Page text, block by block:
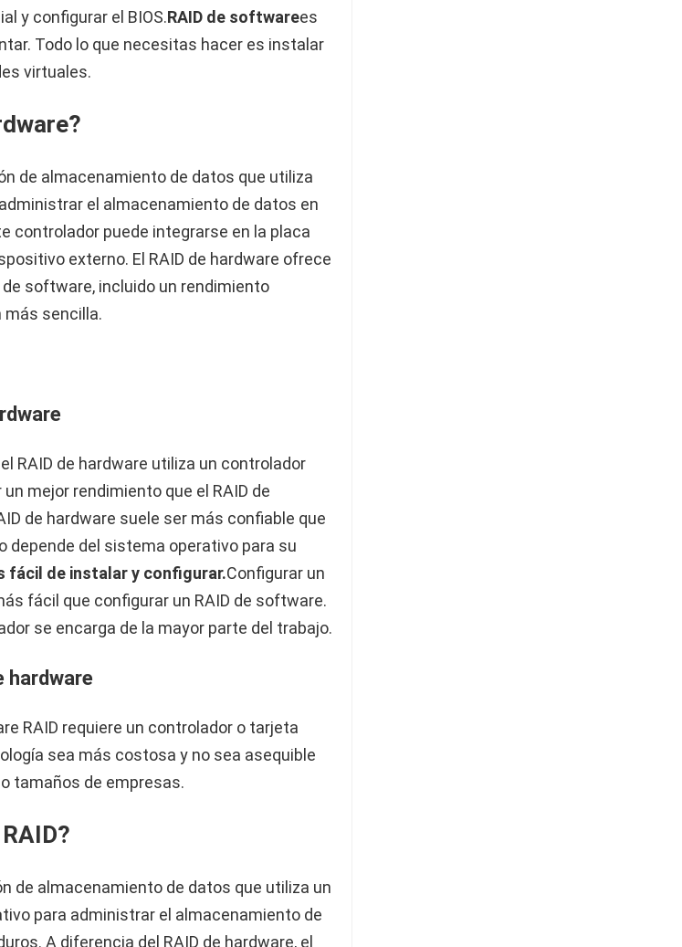
y configurar el BIOS.RAID de softwarees
Todo lo que necesitas hacer es instalar
virtuales.
de almacenamiento de datos que utiliza
el almacenamiento de datos en
controlador puede integrarse en la placa
externo. El RAID de hardware ofrece
software, incluido un rendimiento
más sencilla.
RAID de hardware utiliza un controlador
mejor rendimiento que el RAID de
de hardware suele ser más confiable que
depende del sistema operativo para su
fácil de instalar y configurar.Configurar un
fácil que configurar un RAID de software.
se encarga de la mayor parte del trabajo.
hardware
RAID requiere un controlador o tarjeta
sea más costosa y no sea asequible
tamaños de empresas.
de almacenamiento de datos que utiliza un
para administrar el almacenamiento de
A diferencia del RAID de hardware, el